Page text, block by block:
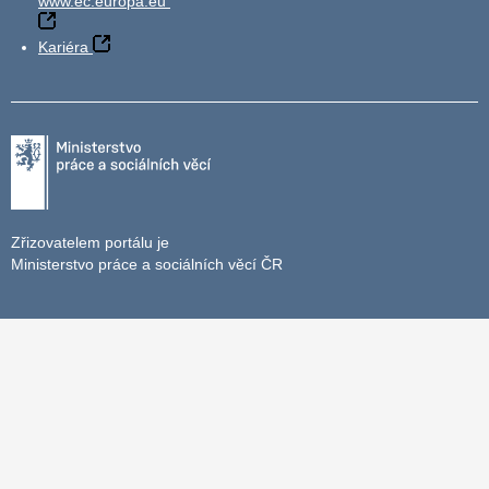
Kariéra
Zřizovatelem portálu je
Ministerstvo práce a sociálních věcí ČR